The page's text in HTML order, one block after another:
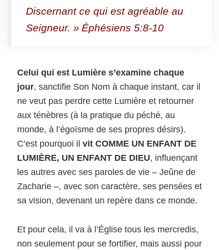
Discernant ce qui est agréable au
Seigneur. » Éphésiens 5:8-10
Celui qui est Lumière s’examine chaque
jour, sanctifie Son Nom à chaque instant, car il
ne veut pas perdre cette Lumière et retourner
aux ténèbres (à la pratique du péché, au
monde, à l’égoïsme de ses propres désirs).
C’est pourquoi il vit COMME UN ENFANT DE
LUMIÈRE, UN ENFANT DE DIEU, influençant
les autres avec ses paroles de vie – Jeûne de
Zacharie –, avec son caractère, ses pensées et
sa vision, devenant un repère dans ce monde.
Et pour cela, il va à l’Église tous les mercredis,
non seulement pour se fortifier, mais aussi pour